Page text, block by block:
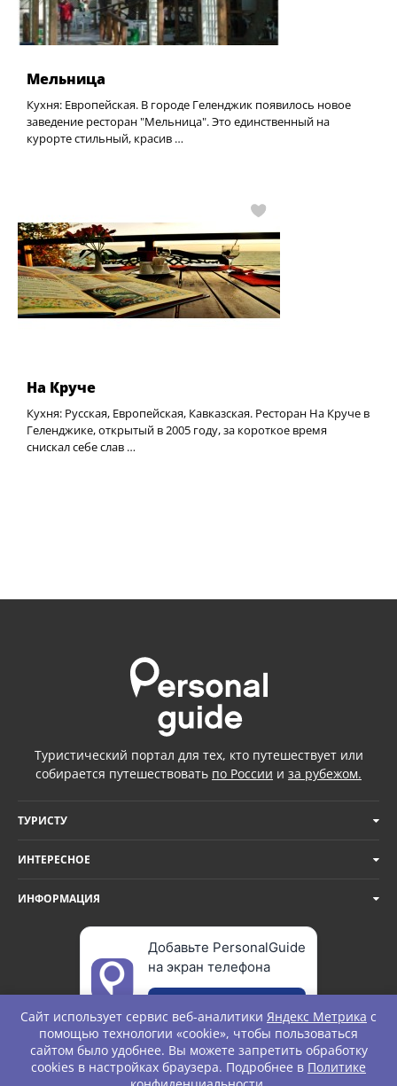
Мельница
Кухня: Европейская. В городе Геленджик появилось новое
заведение ресторан "Мельница". Это единственный на
курорте стильный, красив …
На Круче
Кухня: Русская, Европейская, Кавказская. Ресторан На Круче в
Геленджике, открытый в 2005 году, за короткое время
снискал себе слав …
Туристический портал для тех, кто путешествует или
собирается путешествовать по России и за рубежом.
ТУРИСТУ
ИНТЕРЕСНОЕ
ИНФОРМАЦИЯ
Добавьте PersonalGuide
на экран телефона
© Personal Guide. All rights Reserved.
Сайт использует сервис веб-аналитики Яндекс Метрика с
помощью технологии «cookie», чтобы пользоваться
сайтом было удобнее. Вы можете запретить обработку
cookies в настройках браузера. Подробнее в Политике